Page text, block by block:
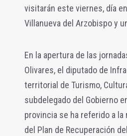
visitarán este viernes, día
Villanueva del Arzobispo y
En la apertura de las
Olivares, el diputado de
territorial de Turismo,
subdelegado del Gobierno
provincia se ha referido a
del Plan de Recuperación